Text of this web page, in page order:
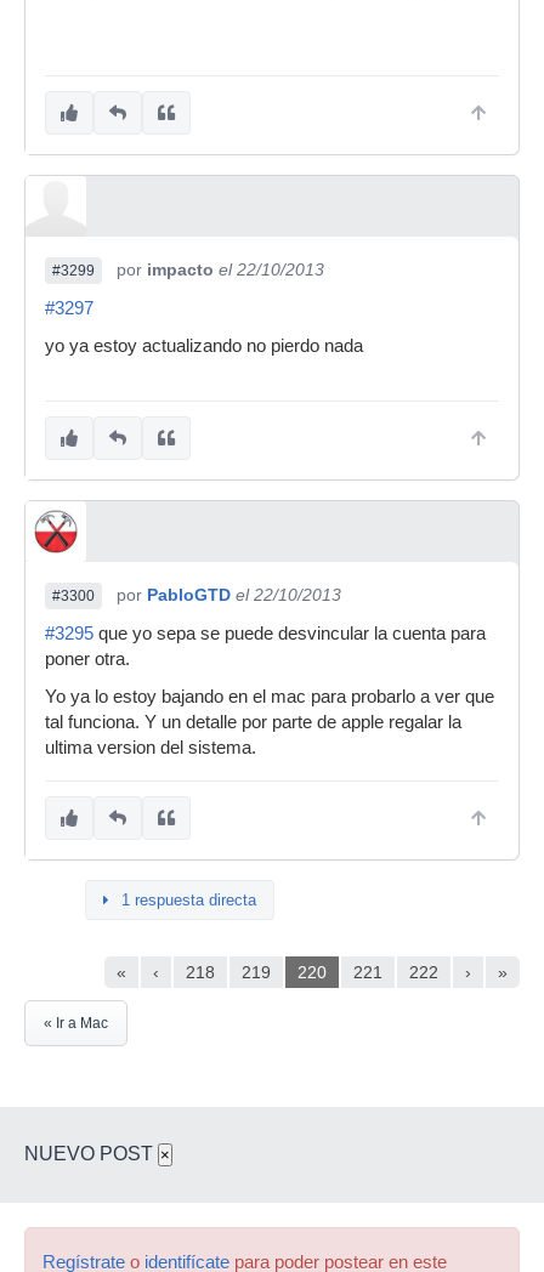
#3299 por impacto el 22/10/2013
#3297
yo ya estoy actualizando no pierdo nada
#3300 por PabloGTD el 22/10/2013
#3295 que yo sepa se puede desvincular la cuenta para
poner otra.
Yo ya lo estoy bajando en el mac para probarlo a ver que
tal funciona. Y un detalle por parte de apple regalar la
ultima version del sistema.
1 respuesta directa
« ‹ 218 219 220 221 222 › »
« Ir a Mac
NUEVO POST ×
Regístrate o identifícate para poder postear en este